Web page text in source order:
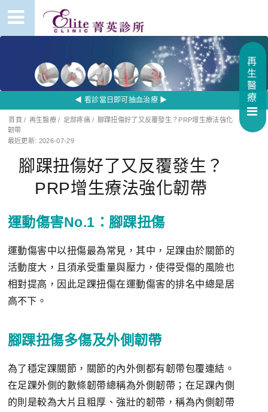
再
生
醫
療
◀ 看診當日即可抽血治療 ▶
首頁 / 再生醫療 / 足部疼痛 / 腳踝扭傷好了又反覆發生？PRP增生療法強化
韌帶
最近更新: 2026-07-29
腳踝扭傷好了又反覆發生？
PRP增生療法強化韌帶
運動傷害No.1：腳踝扭傷
運動傷害中以扭傷最為常見，其中，足踝由於關節的
活動度大，且須承受重量與壓力，使得受傷的風險也
相對提高，因此足踝扭傷在運動傷害的排名中總是居
高不下。
腳踝扭傷多傷及外側韌帶
為了穩定踝關節，關節的內外側都有韌帶包覆連結。
在足踝外側的數條韌帶總稱為外側韌帶；在足踝內側
的則是較為大片且粗厚、強壯的韌帶，稱為內側韌帶